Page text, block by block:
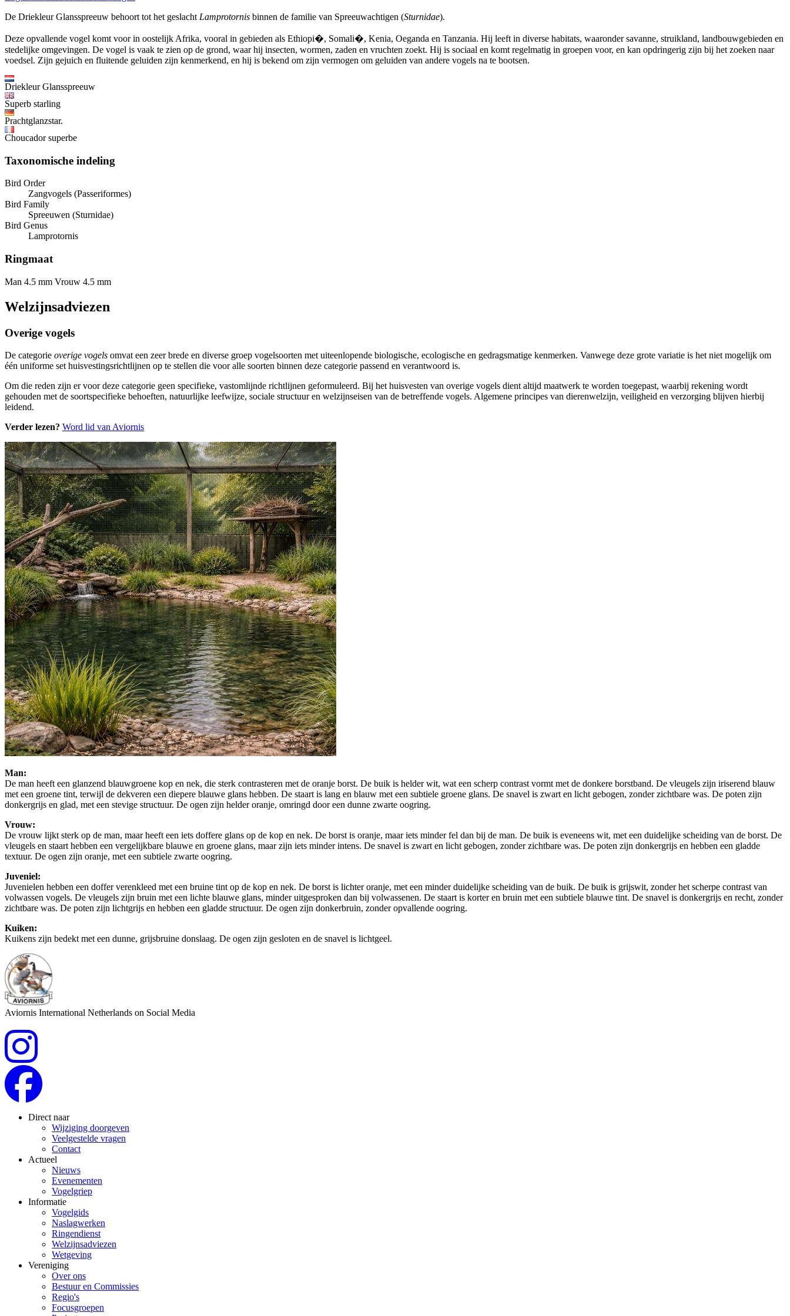
De Driekleur Glansspreeuw behoort tot het geslacht Lamprotornis binnen de familie van Spreeuwachtigen (Sturnidae).
Deze opvallende vogel komt voor in oostelijk Afrika, vooral in gebieden als Ethiopi�, Somali�, Kenia, Oeganda en Tanzania. Hij leeft in diverse habitats, waaronder savanne, struikland, landbouwgebieden en
stedelijke omgevingen. De vogel is vaak te zien op de grond, waar hij insecten, wormen, zaden en vruchten zoekt. Hij is sociaal en komt regelmatig in groepen voor, en kan opdringerig zijn bij het zoeken naar
voedsel. Zijn gejuich en fluitende geluiden zijn kenmerkend, en hij is bekend om zijn vermogen om geluiden van andere vogels na te bootsen.
Driekleur Glansspreeuw
Superb starling
Prachtglanzstar.
Choucador superbe
Taxonomische indeling
Bird Order
Zangvogels (Passeriformes)
Bird Family
Spreeuwen (Sturnidae)
Bird Genus
Lamprotornis
Ringmaat
Man 4.5 mm Vrouw 4.5 mm
Welzijnsadviezen
Overige vogels
De categorie overige vogels omvat een zeer brede en diverse groep vogelsoorten met uiteenlopende biologische, ecologische en gedragsmatige kenmerken. Vanwege deze grote variatie is het niet mogelijk om
één uniforme set huisvestingsrichtlijnen op te stellen die voor alle soorten binnen deze categorie passend en verantwoord is.
Om die reden zijn er voor deze categorie geen specifieke, vastomlijnde richtlijnen geformuleerd. Bij het huisvesten van overige vogels dient altijd maatwerk te worden toegepast, waarbij rekening wordt
gehouden met de soortspecifieke behoeften, natuurlijke leefwijze, sociale structuur en welzijnseisen van de betreffende vogels. Algemene principes van dierenwelzijn, veiligheid en verzorging blijven hierbij
leidend.
Verder lezen? Word lid van Aviornis
Man:
De man heeft een glanzend blauwgroene kop en nek, die sterk contrasteren met de oranje borst. De buik is helder wit, wat een scherp contrast vormt met de donkere borstband. De vleugels zijn iriserend blauw
met een groene tint, terwijl de dekveren een diepere blauwe glans hebben. De staart is lang en blauw met een subtiele groene glans. De snavel is zwart en licht gebogen, zonder zichtbare was. De poten zijn
donkergrijs en glad, met een stevige structuur. De ogen zijn helder oranje, omringd door een dunne zwarte oogring.
Vrouw:
De vrouw lijkt sterk op de man, maar heeft een iets doffere glans op de kop en nek. De borst is oranje, maar iets minder fel dan bij de man. De buik is eveneens wit, met een duidelijke scheiding van de borst. De
vleugels en staart hebben een vergelijkbare blauwe en groene glans, maar zijn iets minder intens. De snavel is zwart en licht gebogen, zonder zichtbare was. De poten zijn donkergrijs en hebben een gladde
textuur. De ogen zijn oranje, met een subtiele zwarte oogring.
Juveniel:
Juvenielen hebben een doffer verenkleed met een bruine tint op de kop en nek. De borst is lichter oranje, met een minder duidelijke scheiding van de buik. De buik is grijswit, zonder het scherpe contrast van
volwassen vogels. De vleugels zijn bruin met een lichte blauwe glans, minder uitgesproken dan bij volwassenen. De staart is korter en bruin met een subtiele blauwe tint. De snavel is donkergrijs en recht, zonder
zichtbare was. De poten zijn lichtgrijs en hebben een gladde structuur. De ogen zijn donkerbruin, zonder opvallende oogring.
Kuiken:
Kuikens zijn bedekt met een dunne, grijsbruine donslaag. De ogen zijn gesloten en de snavel is lichtgeel.
Aviornis International Netherlands on Social Media
Direct naar
Wijziging doorgeven
Veelgestelde vragen
Contact
Actueel
Nieuws
Evenementen
Vogelgriep
Informatie
Vogelgids
Naslagwerken
Ringendienst
Welzijnsadviezen
Wetgeving
Vereniging
Over ons
Bestuur en Commissies
Regio's
Focusgroepen